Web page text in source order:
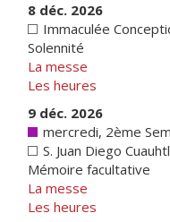
8 déc. 2026
Immaculée
Solennité
La messe
Les heures
9 déc. 2026
mercredi, 2ème
S. Juan Diego
Mémoire facultative
La messe
Les heures